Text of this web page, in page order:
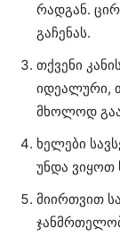
რადგან.
გაჩენას.
თქვენი
იდეალური,
მხოლოდ
ხელები
უნდა ვიყოთ
მიირთვით